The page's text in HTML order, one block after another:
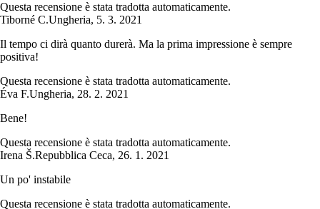
Questa recensione è stata tradotta automaticamente.
Tiborné C.Ungheria, 5. 3. 2021
Il tempo ci dirà quanto durerà. Ma la prima impressione è sempre
positiva!
Questa recensione è stata tradotta automaticamente.
Éva F.Ungheria, 28. 2. 2021
Bene!
Questa recensione è stata tradotta automaticamente.
Irena Š.Repubblica Ceca, 26. 1. 2021
Un po' instabile
Questa recensione è stata tradotta automaticamente.